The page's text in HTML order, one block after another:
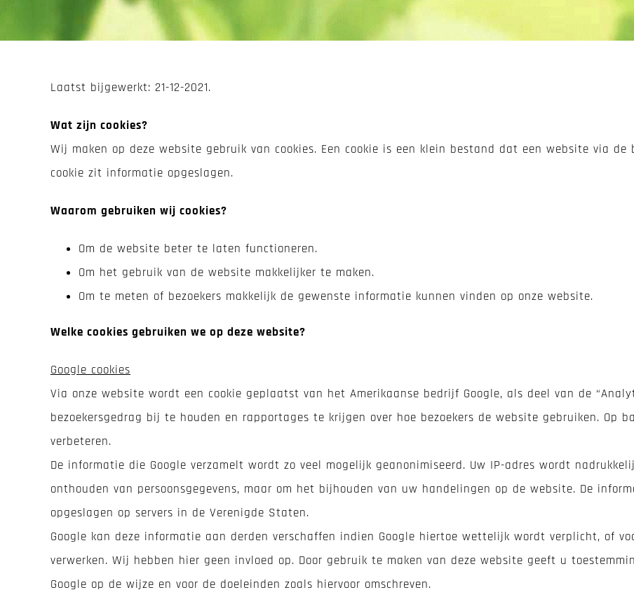
Laatst bijgewerkt: 21-12-2021.
Wat zijn cookies?
Wij maken op deze website gebruik van cookies. Een cookie is een klein bestand dat een website via
cookie zit informatie opgeslagen.
Waarom gebruiken wij cookies?
Om de website beter te laten functioneren.
Om het gebruik van de website makkelijker te maken.
Om te meten of bezoekers makkelijk de gewenste informatie kunnen vinden op onze website.
Welke cookies gebruiken we op deze website?
Google cookies
Via onze website wordt een cookie geplaatst van het Amerikaanse bedrijf Google, als deel van de
bezoekersgedrag bij te houden en rapportages te krijgen over hoe bezoekers de website gebruiken. Op
verbeteren.
De informatie die Google verzamelt wordt zo veel mogelijk geanonimiseerd. Uw IP-adres wordt
onthouden van persoonsgegevens, maar om het bijhouden van uw handelingen op de website. De
opgeslagen op servers in de Verenigde Staten.
Google kan deze informatie aan derden verschaffen indien Google hiertoe wettelijk wordt verplicht, of
verwerken. Wij hebben hier geen invloed op. Door gebruik te maken van deze website geeft u
Google op de wijze en voor de doeleinden zoals hiervoor omschreven.